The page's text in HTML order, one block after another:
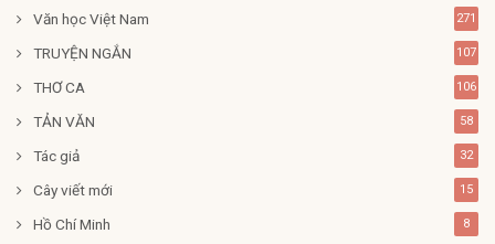
Văn học Việt Nam 271
TRUYỆN NGẮN 107
THƠ CA 106
TẢN VĂN 58
Tác giả 32
Cây viết mới 15
Hồ Chí Minh 8